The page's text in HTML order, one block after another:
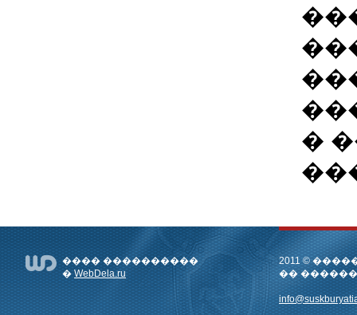
�
���� ����������
�WebDela.ru
2011 ©
��